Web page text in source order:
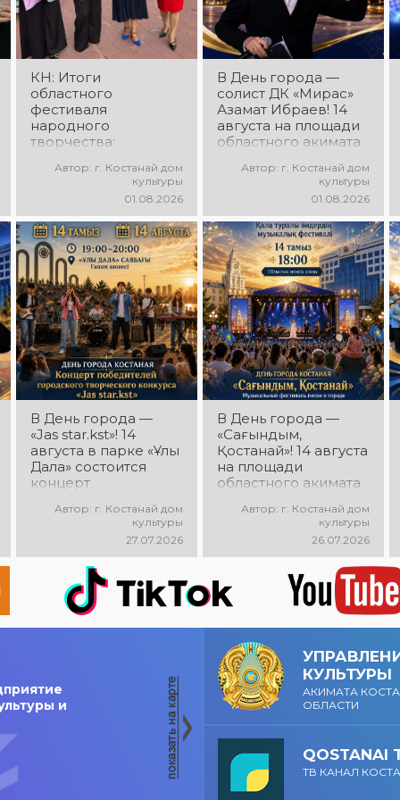
танцы и
праздничное
настроение!
зажигательные
ритмы и
праздничное
настроение!
КН: Итоги
областного
фестиваля
народного
творчества:
Автор: г. Костанай дом
культуры
01.08.2026
В День города —
солист ДК «Мирас»
Азамат Ибраев! 14
августа на площади
областного акимата
концертная
программа Азамата
Ибраева! Вас ждут
любимые песни,
яркое выступление,
мощная энергия и
праздничное
настроение!
Автор: г. Костанай дом
культуры
01.08.2026
В День города —
«Jas star.kst»! 14
августа в парке «Ұлы
Дала» состоится
концерт
городского
конкурса «Jas
star.kst»! Вас ждут
яркие выступления
молодых талантов,
современные песни,
мощная энергия и
Автор: г. Костанай дом
культуры
27.07.2026
В День города —
«Сағындым,
Қостанай»! 14 августа
на площади
областного акимата
музыкальный
фестиваль песен о
городе «Сағындым,
Қостанай»! Вас ждут
прекрасные песни о
родном городе,
яркие выступления и
праздничная
атмосфера!
Автор: г. Костанай дом
культуры
26.07.2026
и
КУЛЬТУРЫ
АКИМАТА
ОБЛАСТИ
QOSTANAI
ТВ КАНАЛ